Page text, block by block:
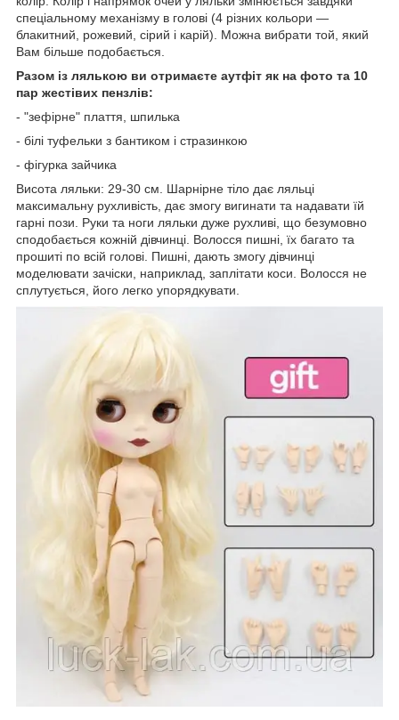
спеціальному механізму в голові (4 різних кольори —
блакитний, рожевий, сірий і карій). Можна вибрати той, який
Вам більше подобається.
Разом із лялькою ви отримаєте аутфіт як на фото та 10
пар жестівих пензлів:
- "зефірне" плаття, шпилька
- білі туфельки з бантиком і стразинкою
- фігурка зайчика
Висота ляльки: 29-30 см. Шарнірне тіло дає ляльці
максимальну рухливість, дає змогу вигинати та надавати їй
гарні пози. Руки та ноги ляльки дуже рухливі, що безумовно
сподобається кожній дівчинці. Волосся пишні, їх багато та
прошиті по всій голові. Пишні, дають змогу дівчинці
моделювати зачіски, наприклад, заплітати коси. Волосся не
сплутується, його легко упорядкувати.